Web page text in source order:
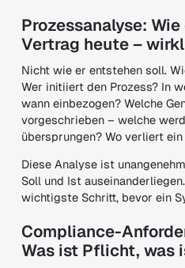
Prozessanalyse:
Vertrag heute –
Nicht wie er entstehen soll.
Wer initiiert den Prozess? In
wann einbezogen? Welche
vorgeschrieben – welche
übersprungen? Wo verliert
Diese Analyse ist
Soll und Ist
wichtigste Schritt, bevor ein
Compliance-
Was ist Pflicht, was